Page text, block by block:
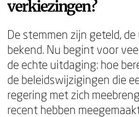
verkiezingen?
De stemmen zijn geteld,
bekend. Nu begint voor
de echte uitdaging: hoe
de beleidswijzigingen die
regering met zich
recent hebben